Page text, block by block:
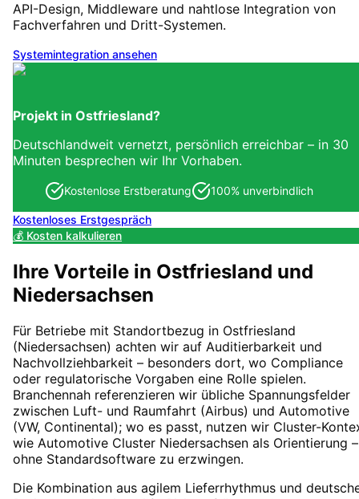
API-Design, Middleware und nahtlose Integration von
Fachverfahren und Dritt-Systemen.
Systemintegration ansehen
Projekt in Ostfriesland?
Deutschlandweit vernetzt, persönlich erreichbar – in 30
Minuten besprechen wir Ihr Vorhaben.
Kostenlose Erstberatung 100% unverbindlich
Kostenloses Erstgespräch
💰 Kosten kalkulieren
Ihre Vorteile in Ostfriesland und
Niedersachsen
Für Betriebe mit Standortbezug in Ostfriesland
(Niedersachsen) achten wir auf Auditierbarkeit und
Nachvollziehbarkeit – besonders dort, wo Compliance
oder regulatorische Vorgaben eine Rolle spielen.
Branchennah referenzieren wir übliche Spannungsfelder
zwischen Luft- und Raumfahrt (Airbus) und Automotive
(VW, Continental); wo es passt, nutzen wir Cluster-
wie Automotive Cluster Niedersachsen als Orientierung –
ohne Standardsoftware zu erzwingen.
Die Kombination aus agilem Lieferrhythmus und